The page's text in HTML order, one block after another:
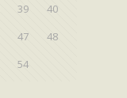
39
40
47
48
54